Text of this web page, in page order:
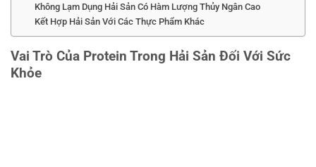
Không Lạm Dụng Hải Sản Có Hàm Lượng Thủy Ngân Cao
Kết Hợp Hải Sản Với Các Thực Phẩm Khác
Vai Trò Của Protein Trong Hải Sản Đối Với Sức
Khỏe